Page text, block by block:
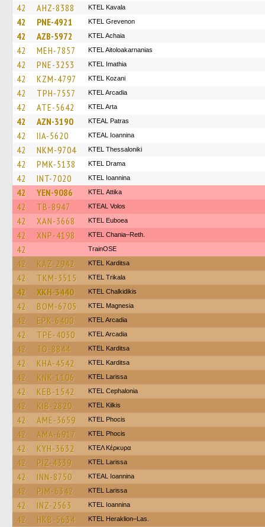
42 AHZ-8388 KTEL Kavala
42 PNE-4921 ΚΤΕL Grevenon
42 AZB-5972 KTEL Achaia
42 MEH-7857 KTEL Aitoloakarnanias
42 PNE-3253 KTEL Imathia
42 KZM-4797 ΚΤΕL Kozani
42 TPH-7557 KTEL Arcadia
42 ATE-5642 KTEL Arta
42 AZN-3190 KTEAL Patras
42 IIA-5620 KTEAL Ioannina
42 NKM-9704 KTEL Thessaloniki
42 PMK-5138 KTEL Drama
42 INT-7020 KTEL Ioannina
42 YEN-9086 KΤΕL Αttika
42 TB-8947 KTEAL Volos
42 XAN-3668 ΚΤΕL Euboea
42 XNP-4198 KTEL Chania–Reth.
42 TrainΟSE
42 KAZ-2942 ΚΤΕL Karditsa
42 TKM-3515 ΚΤΕL Τrikala
42 XKH-3440 ΚΤΕL Chalkidikis
42 BOM-6705 ΚΤΕL Magnesia
42 EPK-6400 KTEL Arcadia
42 TPE-4030 KTEL Arcadia
42 TO-8844 ΚΤΕL Karditsa
42 KHA-4542 ΚΤΕL Karditsa
42 KNK-1106 KTEL Larissa
42 KEB-1542 KTEL Cephalonia
42 KIB-2820 KTEL Kilkis
42 AME-3659 ΚΤΕL Phocis
42 AMA-6917 ΚΤΕL Phocis
42 KYH-3632 ΚΤΕΛ Κέρκυρα
42 PIZ-4339 KTEL Larissa
42 INN-8750 KTEAL Ioannina
42 PIM-6342 KTEL Larissa
42 INZ-2563 KTEL Ioannina
42 HKB-5634 KTEL Heraklion–Las.